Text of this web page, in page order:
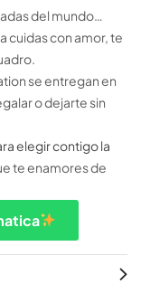
del mundo…
cuidas con amor, te
se entregan en
o dejarte sin
elegir contigo la
te enamores de